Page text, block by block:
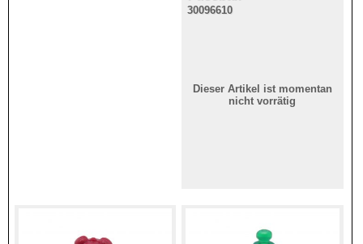
30096610
Dieser Artikel ist momentan
nicht vorrätig